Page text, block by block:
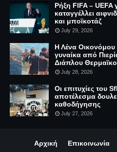
Ρήξη FIFA – UEFA
καταγγέλλει
και μποϊκοτάζ
July 29, 2026
Η Λένα
γυναίκα από
Διάπλου
July 28, 2026
Οι επιτυχίες του
αποτέλεσμα
καθοδήγησης
July 27, 2026
Αρχική Επικοινωνία